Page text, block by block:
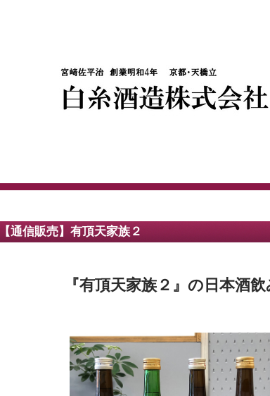
【通信販売】有頂天家族２
『有頂天家族２』の日本酒